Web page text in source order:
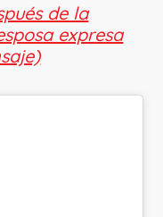
de la
expresa